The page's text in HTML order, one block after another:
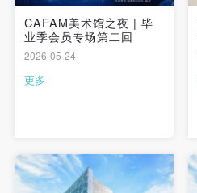
CAFAM美术馆之夜 | 毕
业季会员专场第二回
2026-05-24
更多